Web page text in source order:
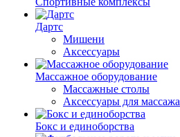
Дартс
Мишени
Аксессуары
Массажное оборудование
Массажные столы
Аксессуары для массажа
Бокс и единоборства